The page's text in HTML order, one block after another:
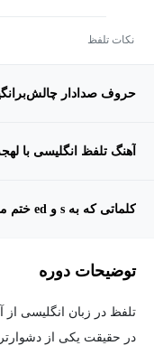
نکات تلفظ
حروف صدادار
آهنگ تلفظ انگلیسی با
کلماتی که به s و ed ختم می‌شوند
توضیحات دوره
تلفظ در زبان انگلیسی
در حقیقت یکی از